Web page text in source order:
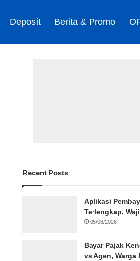
Deposit Berita & Promo
Recent Posts
Aplikasi
Terlengkap,
05/08/2026
Bayar Pajak
vs Agen, Warga